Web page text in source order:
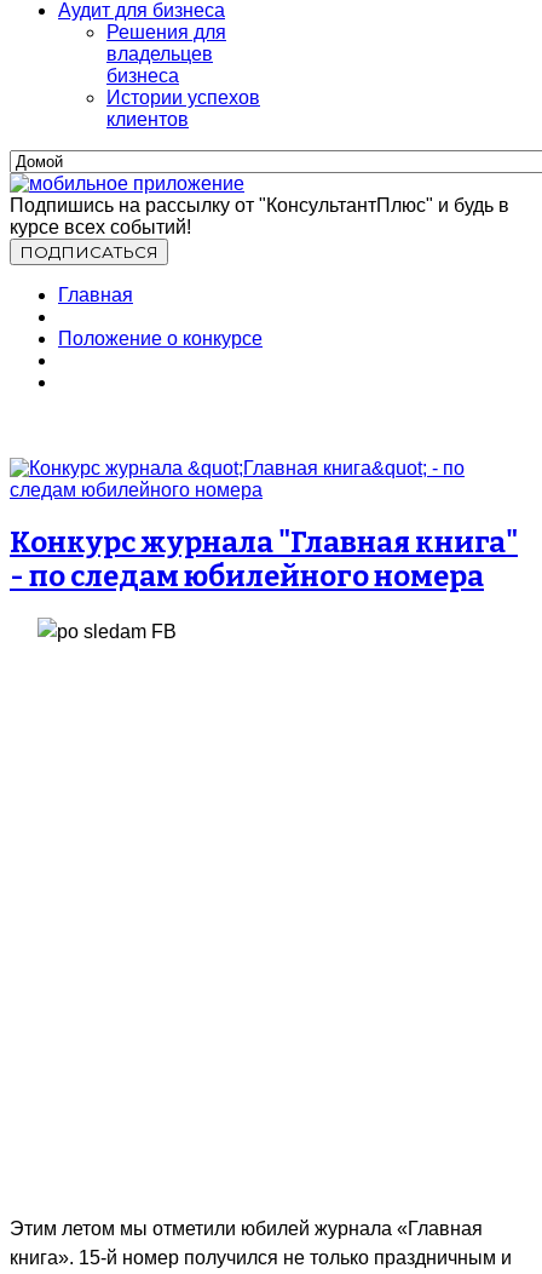
Аудит для бизнеса
Решения для
владельцев
бизнеса
Истории успехов
клиентов
Подпишись на рассылку от "КонсультантПлюс" и будь в
курсе всех событий!
Главная
Положение о конкурсе
Конкурс журнала "Главная книга"
- по следам юбилейного номера
Этим летом мы отметили юбилей журнала «Главная
книга». 15-й номер получился не только праздничным и